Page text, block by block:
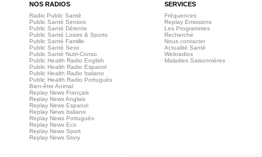
NOS RADIOS SERVICES
Radio Public Santé
Public Santé Seniors
Public Santé Détente
Public Santé Loisirs & Sports
Public Santé Famille
Public Santé Sexo
Public Santé Nutri-Conso
Public Health Radio English
Public Health Radio Espanol
Public Health Radio Italiano
Public Health Radio Portuguès
Bien-être Animal
Replay News Français
Replay News Anglais
Replay News Espanol
Replay News Italiano
Replay News Portuguès
Replay News Eco
Replay News Sport
Replay News Story
Fréquences
Replay Emissions
Les Programmes
Recherche
Nous contacter
Actualité Santé
Webradios
Maladies Saisonnières